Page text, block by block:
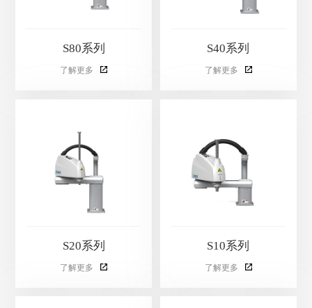
S80系列
了解更多
S40系列
了解更多
S20系列
了解更多
S10系列
了解更多